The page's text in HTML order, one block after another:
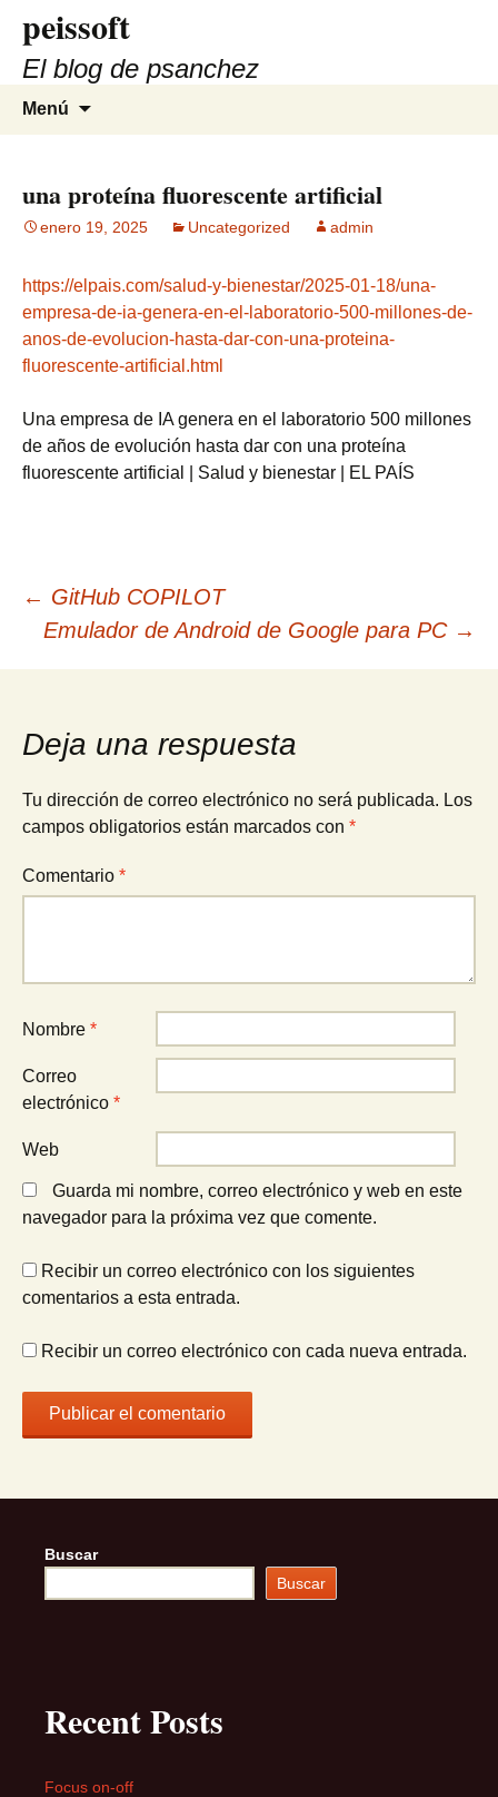
contenido
peissoft
El blog de psanchez
Menú
una proteína fluorescente artificial
enero 19, 2025 Uncategorized admin
https://elpais.com/salud-y-bienestar/2025-01-18/una-
empresa-de-ia-genera-en-el-laboratorio-500-millones-de-
anos-de-evolucion-hasta-dar-con-una-proteina-
fluorescente-artificial.html
Una empresa de IA genera en el laboratorio 500 millones
de años de evolución hasta dar con una proteína
fluorescente artificial | Salud y bienestar | EL PAÍS
Navegación
de
entradas
← GitHub COPILOT
Emulador de Android de Google para PC →
Deja una respuesta
Tu dirección de correo electrónico no será publicada. Los
campos obligatorios están marcados con *
Comentario *
Nombre *
Correo
electrónico *
Web
Guarda mi nombre, correo electrónico y web en este
navegador para la próxima vez que comente.
Recibir un correo electrónico con los siguientes
comentarios a esta entrada.
Recibir un correo electrónico con cada nueva entrada.
Buscar
Buscar
Recent Posts
Focus on-off